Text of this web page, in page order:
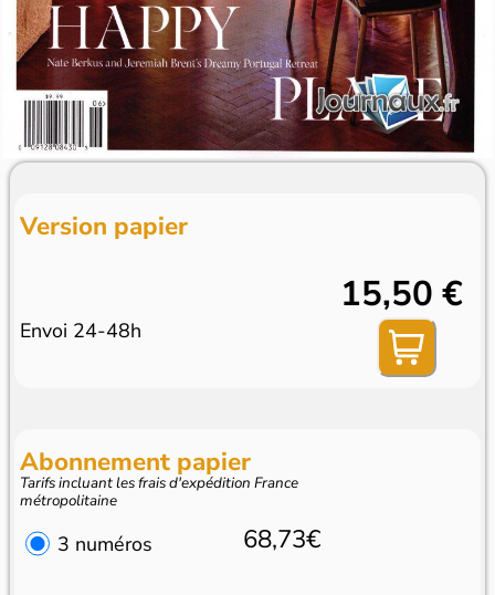
Version papier
Envoi 24-48h
15,50 €
Abonnement papier
Tarifs incluant les frais d'expédition France
métropolitaine
3 numéros 68,73€